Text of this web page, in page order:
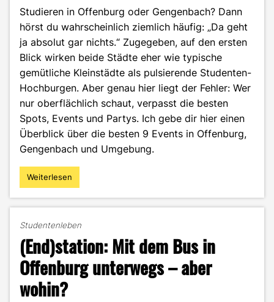
Studieren in Offenburg oder Gengenbach? Dann
hörst du wahrscheinlich ziemlich häufig: „Da geht
ja absolut gar nichts.“ Zugegeben, auf den ersten
Blick wirken beide Städte eher wie typische
gemütliche Kleinstädte als pulsierende Studenten-
Hochburgen. Aber genau hier liegt der Fehler: Wer
nur oberflächlich schaut, verpasst die besten
Spots, Events und Partys. Ich gebe dir hier einen
Überblick über die besten 9 Events in Offenburg,
Gengenbach und Umgebung.
"Zwischen
Vorlesung
Die
besten
Partys
&
Events
für
Weiterlesen
Studentenleben
(End)station: Mit dem Bus in
Offenburg unterwegs – aber
wohin?